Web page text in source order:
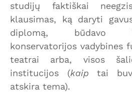
studijų faktiškai
klausimas, ką daryti
diplomą, būdavo
konservatorijos vadybines
teatrai arba, visos
institucijos (kaip tai
atskira tema).